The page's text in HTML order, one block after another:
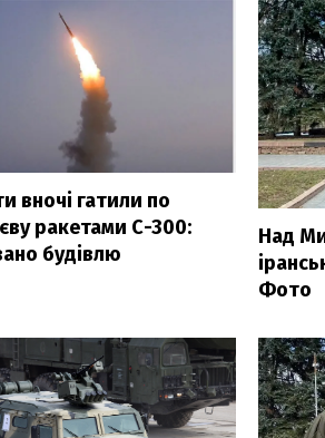
вночі гатили по
ракетами С-300:
будівлю
Над
Фото